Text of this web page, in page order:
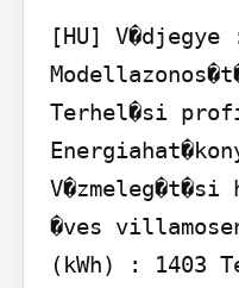
[HU] V�djegye
Terhel�si
�ves
(kWh) : 1403